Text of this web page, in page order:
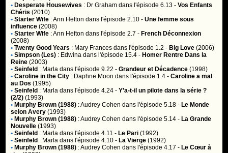
• Desperate Housewives : Dr Graham dans l'épisode 6.13 -Vos Enfants
Chéris (2010)
• Starter Wife :Ann Hefton dans l'épisode 2.10 -Une femme sous
influence (2008)
• Starter Wife :Ann Hefton dans l'épisode 2.7 - French Déconnexion
(2008)
• Twenty Good Years : Mary Frances dans l'épisode 1.2 - Big Love (2006)
• Simpson (Les) : Edwina dans l'épisode 15.4 - Homer Rentre Dans la
Reine (2003)
• Seinfeld : Marla dans l'épisode 9.22 -Grandeur et Décadence (1998)
• Caroline in the City : Daphne Moon dans l'épisode 1.4 -Caroline a mal
au Dos (1995)
• Seinfeld : Marla dans l'épisode 4.24 -Y’a-t-il un pilote dans la série ?
(2/2) (1993)
• Murphy Brown (1988) :Audrey Cohen dans l'épisode 5.18 - Le Monde
selon Avery (1993)
• Murphy Brown (1988) :Audrey Cohen dans l'épisode 5.14 - La Grande
Nouvelle (1993)
• Seinfeld : Marla dans l'épisode 4.11 - Le Pari (1992)
• Seinfeld : Marla dans l'épisode 4.10 - La Vierge (1992)
• Murphy Brown (1988) :Audrey Cohen dans l'épisode 4.17 - Le Cœur à